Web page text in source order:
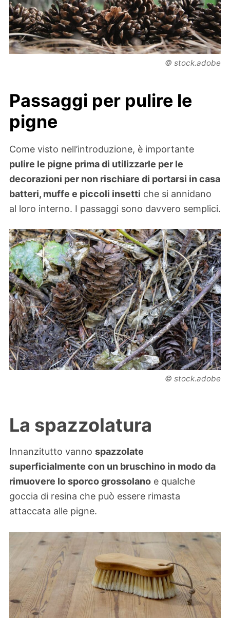
© stock.adobe
Passaggi per pulire le
pigne
Come visto nell’introduzione, è importante
pulire le pigne prima di utilizzarle per le
decorazioni per non rischiare di portarsi in casa
batteri, muffe e piccoli insetti che si annidano
al loro interno. I passaggi sono davvero semplici.
© stock.adobe
La spazzolatura
Innanzitutto vanno spazzolate
superficialmente con un bruschino in modo da
rimuovere lo sporco grossolano e qualche
goccia di resina che può essere rimasta
attaccata alle pigne.